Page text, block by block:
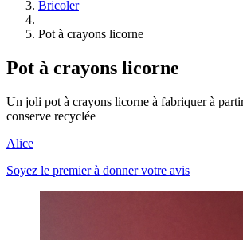
Bricoler
Pot à crayons licorne
Pot à crayons licorne
Un joli pot à crayons licorne à fabriquer à
conserve recyclée
Alice
Soyez le premier à donner votre avis